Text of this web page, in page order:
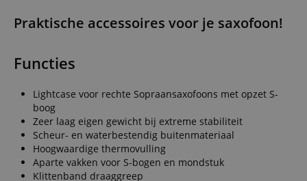
Praktische accessoires voor je saxofoon!
Functies
Lightcase voor rechte Sopraansaxofoons met opzet S-
boog
Zeer laag eigen gewicht bij extreme stabiliteit
Scheur- en waterbestendig buitenmateriaal
Hoogwaardige thermovulling
Aparte vakken voor S-bogen en mondstuk
Klittenband draaggreep